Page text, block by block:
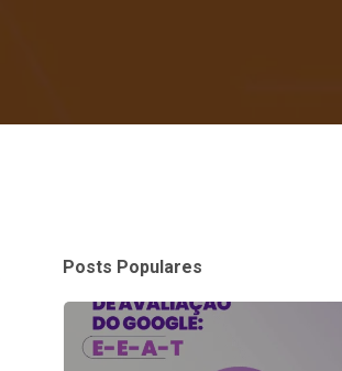
Posts Populares